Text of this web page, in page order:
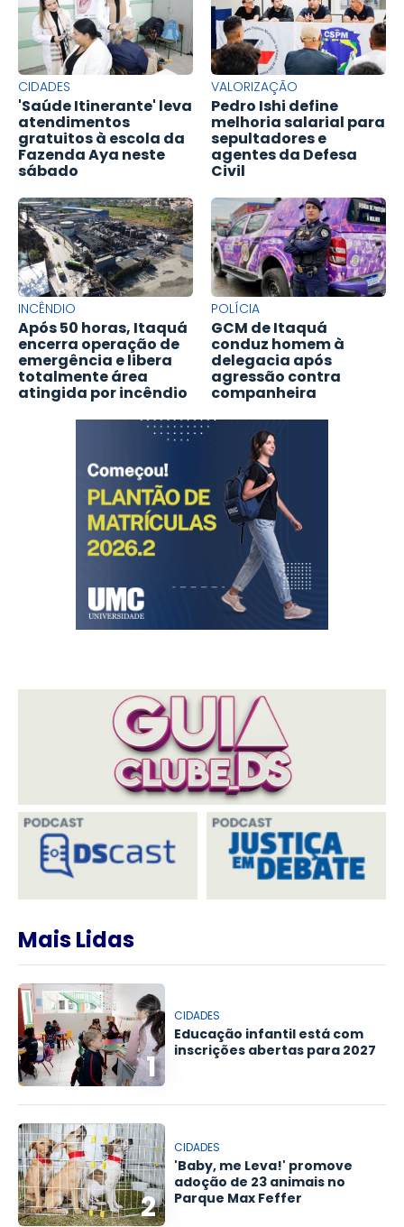
CIDADES
'Saúde Itinerante' leva
atendimentos
gratuitos à escola da
Fazenda Aya neste
sábado
VALORIZAÇÃO
Pedro Ishi define
melhoria salarial para
sepultadores e
agentes da Defesa
Civil
INCÊNDIO
Após 50 horas, Itaquá
encerra operação de
emergência e libera
totalmente área
atingida por incêndio
POLÍCIA
GCM de Itaquá
conduz homem à
delegacia após
agressão contra
companheira
Mais Lidas
1
CIDADES
Educação infantil está com
inscrições abertas para 2027
2
CIDADES
'Baby, me Leva!' promove
adoção de 23 animais no
Parque Max Feffer